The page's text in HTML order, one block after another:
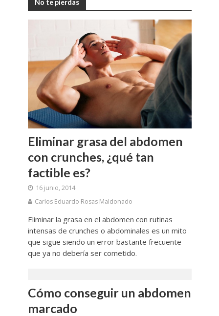
No te pierdas
Eliminar grasa del abdomen
con crunches, ¿qué tan
factible es?
16 junio, 2014
Carlos Eduardo Rosas Maldonado
Eliminar la grasa en el abdomen con rutinas
intensas de crunches o abdominales es un mito
que sigue siendo un error bastante frecuente
que ya no debería ser cometido.
Cómo conseguir un abdomen
marcado